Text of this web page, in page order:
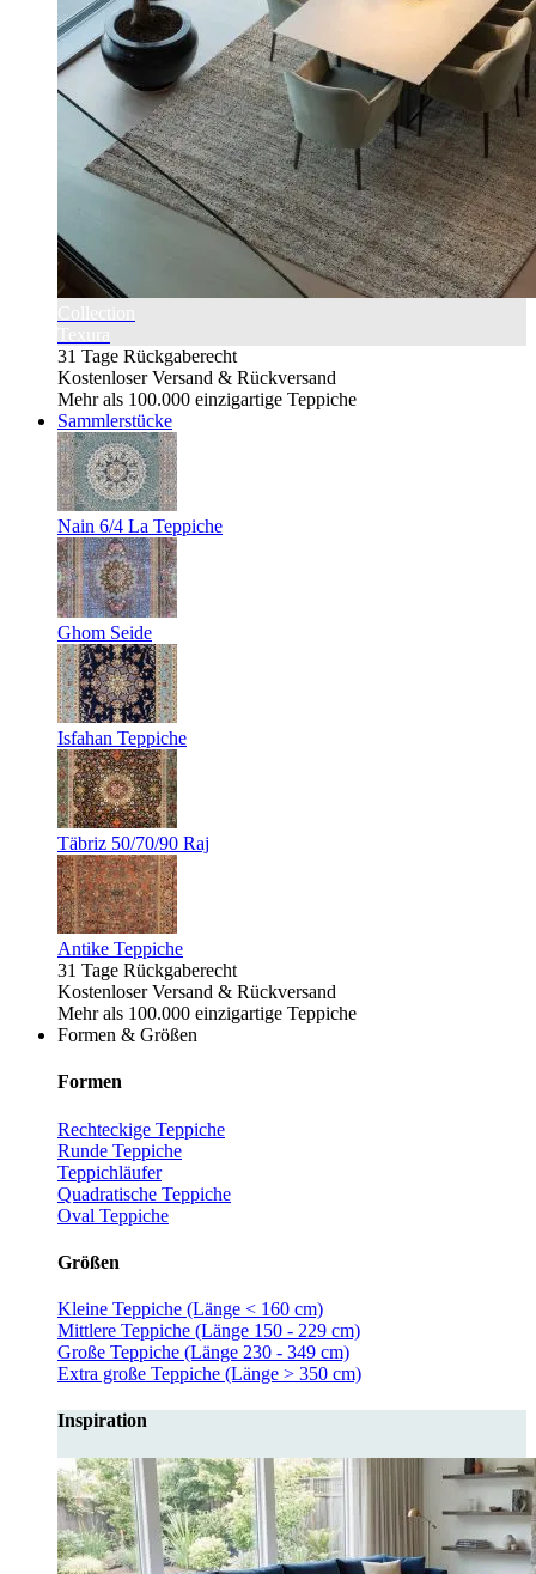
31 Tage Rückgaberecht
Kostenloser Versand & Rückversand
Mehr als 100.000 einzigartige Teppiche
Sammlerstücke
Nain 6/4 La Teppiche
Ghom Seide
Isfahan Teppiche
Täbriz 50/70/90 Raj
Antike Teppiche
31 Tage Rückgaberecht
Kostenloser Versand & Rückversand
Mehr als 100.000 einzigartige Teppiche
Formen & Größen
Formen
Rechteckige Teppiche
Runde Teppiche
Teppichläufer
Quadratische Teppiche
Oval Teppiche
Größen
Kleine Teppiche (Länge < 160 cm)
Mittlere Teppiche (Länge 150 - 229 cm)
Große Teppiche (Länge 230 - 349 cm)
Extra große Teppiche (Länge > 350 cm)
Inspiration